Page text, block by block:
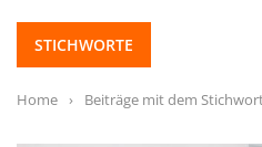
STICHWORTE
Home › Beiträge mit dem